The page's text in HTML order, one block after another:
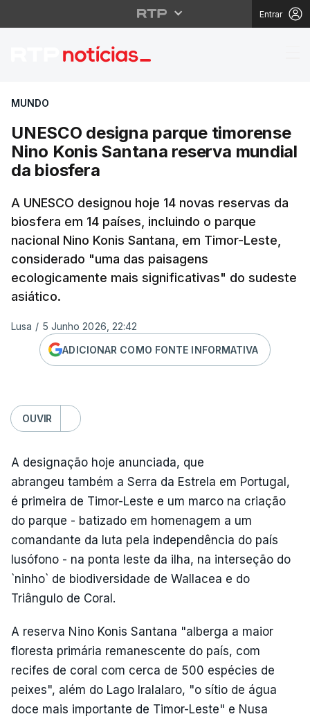
Entrar
UNESCO designa
MUNDO
UNESCO designa parque timorense
Nino Konis Santana reserva mundial
da biosfera
A UNESCO designou hoje 14 novas reservas da
biosfera em 14 países, incluindo o parque
nacional Nino Konis Santana, em Timor-Leste,
considerado "uma das paisagens
ecologicamente mais significativas" do sudeste
asiático.
Lusa / 5 Junho 2026, 22:42
ADICIONAR COMO FONTE INFORMATIVA
OUVIR
A designação hoje anunciada, que
abrangeu também a Serra da Estrela em Portugal,
é primeira de Timor-Leste e um marco na criação
do parque - batizado em homenagem a um
comandante da luta pela independência do país
lusófono - na ponta leste da ilha, na interseção do
`ninho` de biodiversidade de Wallacea e do
Triângulo de Coral.
A reserva Nino Konis Santana "alberga a maior
floresta primária remanescente do país, com
recifes de coral com cerca de 500 espécies de
peixes", além do Lago Iralalaro, "o sítio de água
doce mais importante de Timor-Leste" e Nusa